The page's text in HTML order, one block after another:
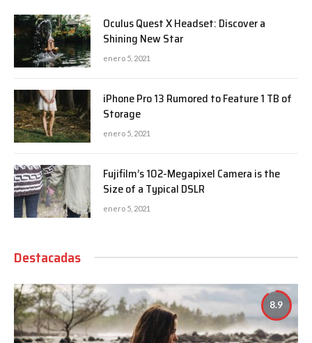
Oculus Quest X Headset: Discover a
Shining New Star
enero 5, 2021
iPhone Pro 13 Rumored to Feature 1 TB of
Storage
enero 5, 2021
Fujifilm’s 102-Megapixel Camera is the
Size of a Typical DSLR
enero 5, 2021
Destacadas
8.9